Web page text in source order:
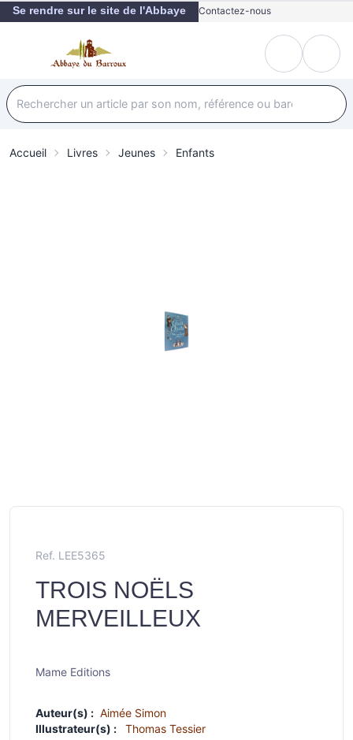
Se rendre sur le site de l'Abbaye Contactez-nous
Accueil Livres Jeunes Enfants
Ref. LEE5365
TROIS NOËLS
MERVEILLEUX
Mame Editions
Auteur(s) : Aimée Simon
Illustrateur(s) :
Thomas Tessier